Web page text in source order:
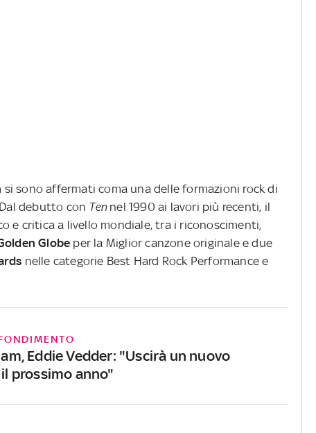
si sono affermati coma una delle formazioni rock di
debutto con Tennel 1990 ai lavori più recenti, il
e critica a livello mondiale, tra i riconoscimenti,
Globe per la Miglior canzone originale e due
nelle categorie Best Hard Rock Performance e
Eddie Vedder: "Uscirà un nuovo
prossimo anno"